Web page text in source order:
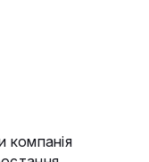
компанія